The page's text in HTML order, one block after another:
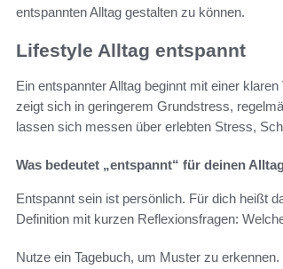
entspannten Alltag gestalten zu können.
Lifestyle Alltag entspannt
Ein entspannter Alltag beginnt mit einer
zeigt sich in geringerem Grundstress,
lassen sich messen über erlebten Stress,
Was bedeutet „entspannt“ für deinen
Entspannt sein ist persönlich. Für dich heißt
Definition mit kurzen Reflexionsfragen:
Nutze ein Tagebuch, um Muster zu